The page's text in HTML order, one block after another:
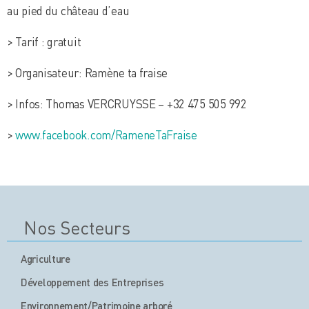
au pied du château d’eau
> Tarif : gratuit
> Organisateur: Ramène ta fraise
> Infos: Thomas VERCRUYSSE – +32 475 505 992
>www.facebook.com/RameneTaFraise
Nos Secteurs
Agriculture
Développement des Entreprises
Environnement/Patrimoine arboré